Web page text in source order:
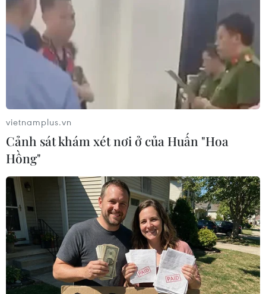
với Phật, về với Mẫu'
Vĩnh Phúc khai hội Tây Thiên năm
2024
HDBank tiếp tục nối những nhịp cầu yêu thương
tại miền sông nước Cửu Long
Cộng đồng người Việt tại Israel đón Xuân Quê
hương Giáp Thìn
Lượng khách vẫn cao, ngành đường sắt chạy
thêm tàu Thống Nhất, Hải Phòng
TIN LIÊN QUAN
vietnamplus.vn
Cảnh sát khám xét nơi ở của Huấn "Hoa
Hồng"